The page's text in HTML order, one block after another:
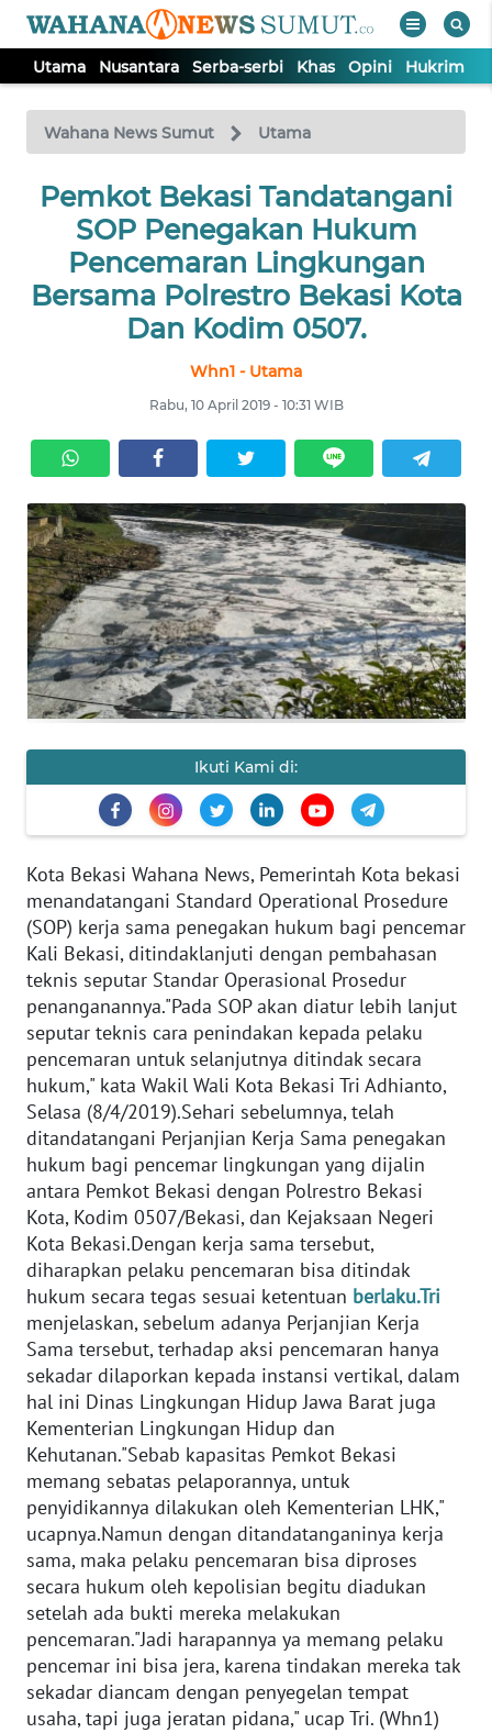
Utama Nusantara Serba-serbi Khas Opini Hukrim
Wahana News Sumut Utama
Pemkot Bekasi Tandatangani
SOP Penegakan Hukum
Pencemaran Lingkungan
Bersama Polrestro Bekasi Kota
Dan Kodim 0507.
Whn1 - Utama
Rabu, 10 April 2019 - 10:31 WIB
Ikuti Kami di:
Kota Bekasi Wahana News, Pemerintah Kota bekasi
menandatangani Standard Operational Prosedure
(SOP) kerja sama penegakan hukum bagi pencemar
Kali Bekasi, ditindaklanjuti dengan pembahasan
teknis seputar Standar Operasional Prosedur
penanganannya."Pada SOP akan diatur lebih lanjut
seputar teknis cara penindakan kepada pelaku
pencemaran untuk selanjutnya ditindak secara
hukum," kata Wakil Wali Kota Bekasi Tri Adhianto,
Selasa (8/4/2019).Sehari sebelumnya, telah
ditandatangani Perjanjian Kerja Sama penegakan
hukum bagi pencemar lingkungan yang dijalin
antara Pemkot Bekasi dengan Polrestro Bekasi
Kota, Kodim 0507/Bekasi, dan Kejaksaan Negeri
Kota Bekasi.Dengan kerja sama tersebut,
diharapkan pelaku pencemaran bisa ditindak
hukum secara tegas sesuai ketentuan berlaku.Tri
menjelaskan, sebelum adanya Perjanjian Kerja
Sama tersebut, terhadap aksi pencemaran hanya
sekadar dilaporkan kepada instansi vertikal, dalam
hal ini Dinas Lingkungan Hidup Jawa Barat juga
Kementerian Lingkungan Hidup dan
Kehutanan."Sebab kapasitas Pemkot Bekasi
memang sebatas pelaporannya, untuk
penyidikannya dilakukan oleh Kementerian LHK,"
ucapnya.Namun dengan ditandatanganinya kerja
sama, maka pelaku pencemaran bisa diproses
secara hukum oleh kepolisian begitu diadukan
setelah ada bukti mereka melakukan
pencemaran."Jadi harapannya ya memang pelaku
pencemar ini bisa jera, karena tindakan mereka tak
sekadar diancam dengan penyegelan tempat
usaha, tapi juga jeratan pidana," ucap Tri. (Whn1)
TV
Tutup
UTAMA
NUSANTARA
OPINI
HUKRIM
PERISTIWA
Informasi
INDEKS
BERITA
IKLAN
TENTANG
KAMI
PEDOMAN
MEDIA
SIBER
REDAKSI
KARIR
DISCLAIMER
Wahana
News
Regional
WN
SUMUT
WN
JAKARTA
WN
JABAR
WN
BANTEN
WN